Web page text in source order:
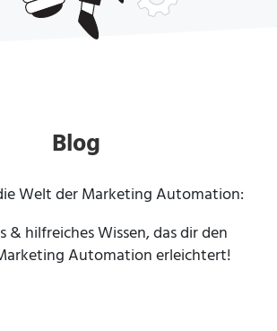
Blog
Welt derMarketing Automation:
& hilfreiches Wissen, das dir den
Automation erleichtert!